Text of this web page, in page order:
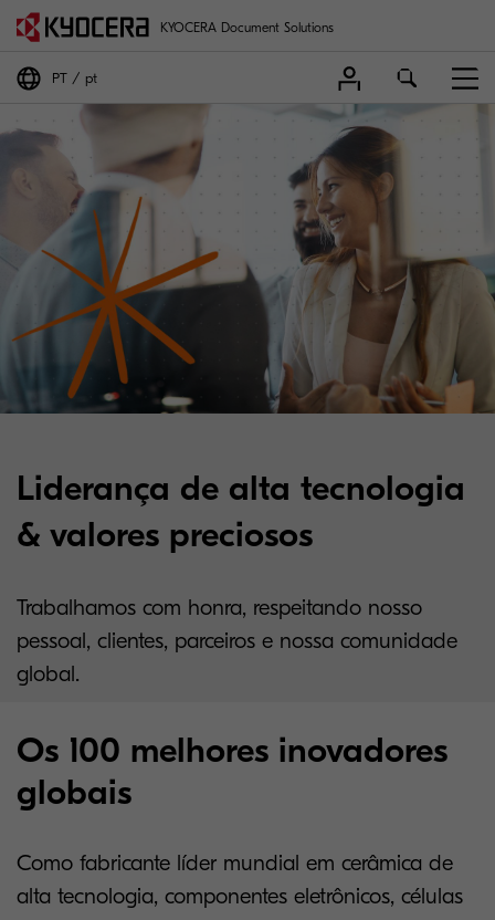
KYOCERA Document Solutions
PT pt
Liderança de alta tecnologia
& valores preciosos
Trabalhamos com honra, respeitando nosso
pessoal, clientes, parceiros e nossa comunidade
global.
Os 100 melhores inovadores
globais
Como fabricante líder mundial em cerâmica de
alta tecnologia, componentes eletrônicos, células